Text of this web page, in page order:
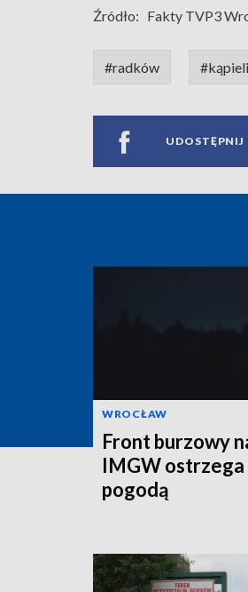
Źródło: Fakty TVP3
#radków
UDOSTĘPNIJ
WROCŁAW
Front burzowy
IMGW
pogodą